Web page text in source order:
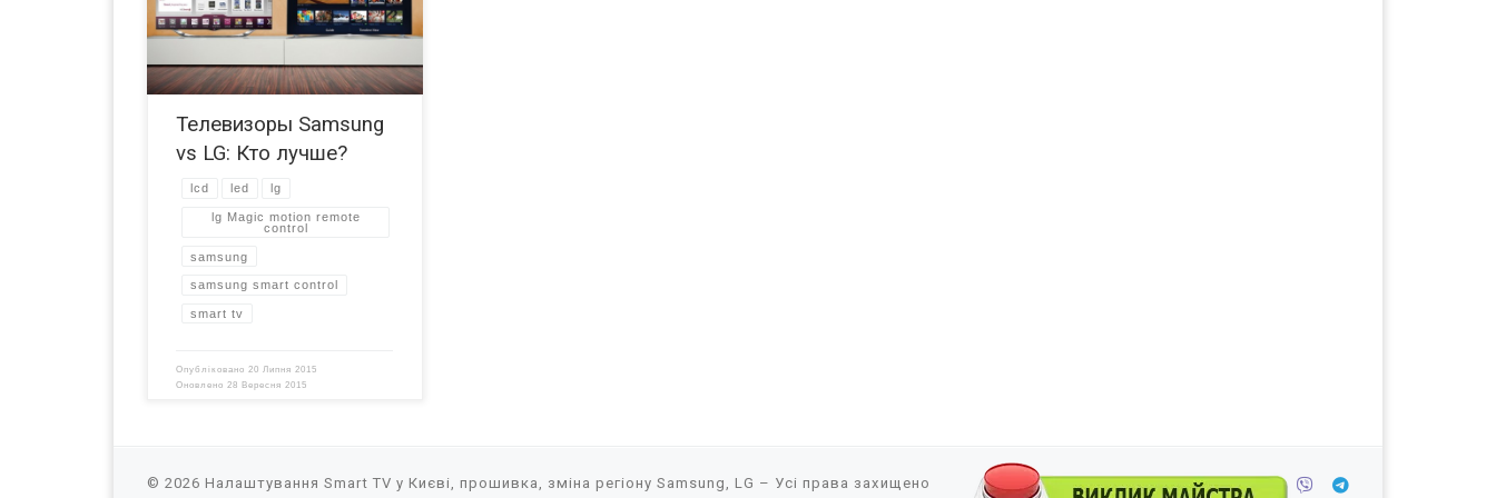
так, если эти вопросы такие общие,
то почему ответы на них такие
похожие запросы являются слишком
или другим и вас легко могут
посчитать фанатом того или иного
бренда. Вы […]
Телевизоры Samsung
vs LG: Кто лучше?
lcd led lg
lg Magic motion remote
control
samsung
samsung smart control
smart tv
Опубліковано20 Липня 2015
Оновлено 28 Вересня 2015
© 2026 Налаштування Smart TV у Києві, прошивка, зміна регіону Samsung, LG – Усі права захищено